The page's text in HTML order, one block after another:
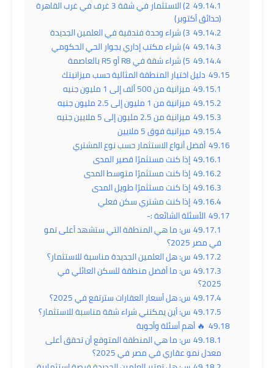
49.14.1
2) الاستثمار في شقة 3 غرف في غرب القاهرة
(حدائق أكتوبر)
49.14.2 3) شراء وحدة فندقية في العلمين الجديدة
49.14.3 4) شراء مكتب إداري بجوار الحي الحكومي
49.14.4 5) شراء شقة في R8 أو R5 بالعاصمة
49.15 دليل اختيار المنطقة المثالية حسب ميزانيتك
49.15.1 ميزانية من 500 ألف إلى 1 مليون جنيه
49.15.2 ميزانية من 1 مليون إلى 2.5 مليون جنيه
49.15.3 ميزانية من 2.5 مليون إلى 5 ملايين جنيه
49.15.4 ميزانية فوق 5 ملايين
49.16أفضل أنواع الاستثمار حسب نوع المشتري
49.16.1إذا كنت مستثمرًا قصير المدى
49.16.2إذا كنت مستثمرًا متوسط المدى
49.16.3إذا كنت مستثمرًا طويل المدى
49.16.4إذا كنت مشتري سكن فعلي
49.17الأسئلة الشائعة :-
49.17.1س: ما هي المنطقة التي ستشهد أعلى نمو
في مصر 2025؟
49.17.2س: هل العلمين الجديدة مناسبة للاستثمار؟
49.17.3س: ما أفضل منطقة للسكن العائلي في
2025؟
49.17.4س: هل أسعار العقارات سترتفع في 2025؟
49.17.5س: أين يمكنني شراء شقة مناسبة للاستثمار؟
49.18 🔥 أهم أسئلة وأجوبة
49.18.1س: ما هي المنطقة المتوقع أن تحقق أعلى
معدل نمو عقاري في مصر في 2025؟